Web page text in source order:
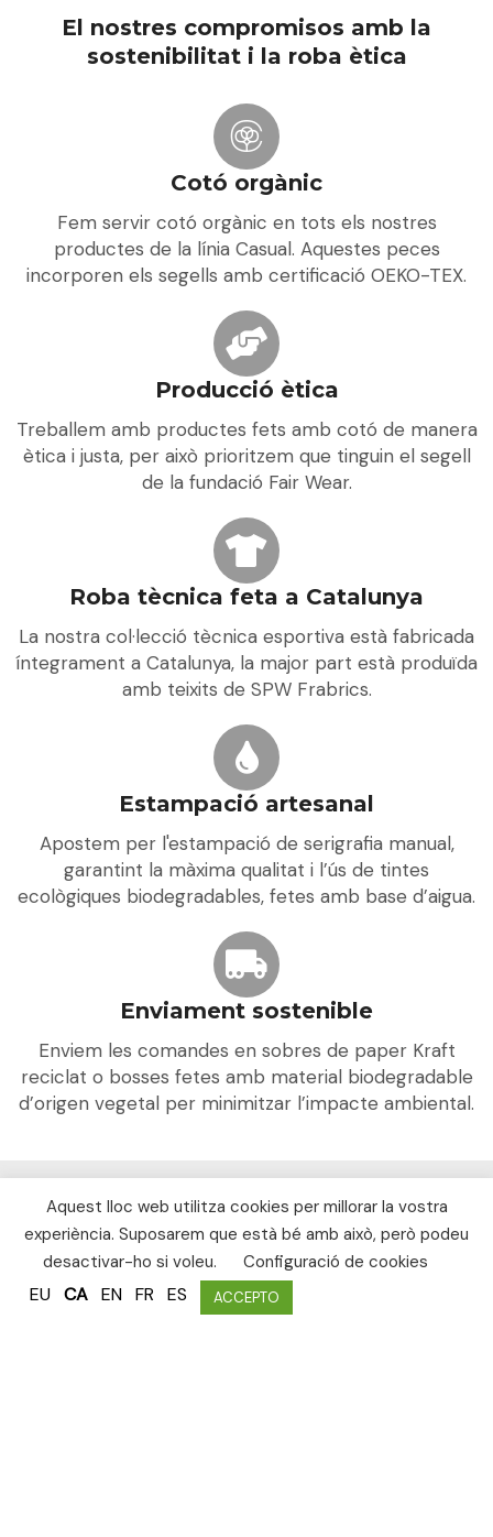
El nostres compromisos amb la
sostenibilitat i la roba ètica
Cotó orgànic
Fem servir cotó orgànic en tots els nostres
productes de la línia Casual. Aquestes peces
incorporen els segells amb certificació OEKO-TEX.
Producció ètica
Treballem amb productes fets amb cotó de manera
ètica i justa, per això prioritzem que tinguin el segell
de la fundació Fair Wear.
Roba tècnica feta a Catalunya
La nostra col·lecció tècnica esportiva està fabricada
íntegrament a Catalunya, la major part està produïda
amb teixits de SPW Frabrics.
Estampació artesanal
Apostem per l'estampació de serigrafia manual,
garantint la màxima qualitat i l’ús de tintes
ecològiques biodegradables, fetes amb base d’aigua.
Enviament sostenible
Enviem les comandes en sobres de paper Kraft
reciclat o bosses fetes amb material biodegradable
d’origen vegetal per minimitzar l’impacte ambiental.
Comunitat Nōmada
Aquest lloc web utilitza cookies per millorar la vostra
experiència. Suposarem que està bé amb això, però podeu
desactivar-ho si voleu.
Configuració de cookies
ACCEPTO
EU CA EN FR ES